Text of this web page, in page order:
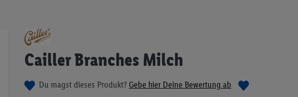
Cailler Branches Milch
Du magst dieses Produkt? Gebe hier Deine Bewertung ab
Anfang
Bildgalerie